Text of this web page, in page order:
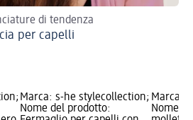
di tendenza
per capelli
Marca: s-he stylecollection;
Nome del prodotto:
Marca:
Nome